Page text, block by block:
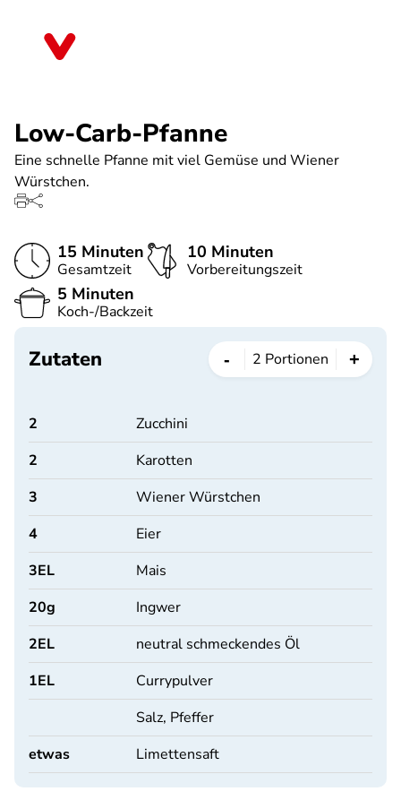
Low-Carb-Pfanne
Eine schnelle Pfanne mit viel Gemüse und Wiener
Würstchen.
15 Minuten
Gesamtzeit
10 Minuten
Vorbereitungszeit
5 Minuten
Koch-/Backzeit
Zutaten - 2 Portionen +
2
Zucchini
2
Karotten
3
Wiener Würstchen
4
Eier
3EL
Mais
20g
Ingwer
2EL
neutral schmeckendes Öl
1EL
Currypulver
Salz, Pfeffer
etwas
Limettensaft